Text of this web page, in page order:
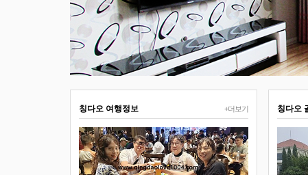
+더보기
칭다오 여행정보 칭다오